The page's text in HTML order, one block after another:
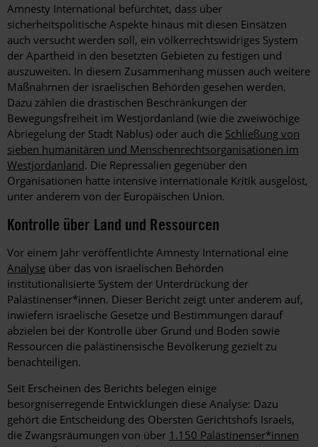
Amnesty International befürchtet, dass über
sicherheitspolitische Aspekte hinaus mit diesen Einsätzen
auch versucht werden soll, ein völkerrechtswidriges System
der Apartheid in den besetzten Gebieten zu festigen und
auszuweiten. In diesem Zusammenhang müssen auch weitere
Maßnahmen der israelischen Behörden gesehen werden.
Dazu zählen die drastischen Beschränkungen der
Bewegungsfreiheit im Westjordanland (wie die zweiwöchige
Abriegelung der Stadt Nablus) oder auch die Schließung von
sieben humanitären und Menschenrechtsorganisationen im
Westjordanland. Die Repressalien gegenüber den
Organisationen hatte intensive internationale Kritik ausgelöst,
unter anderem von der Europäischen Union.
Kontrolle über Land und Ressourcen
Vor einem Jahr veröffentlichte Amnesty International eine
Analyse über das von israelischen Behörden
institutionalisierte System der Unterdrückung der
Palästinenser*innen. Dieser Bericht zeigt unter anderem auf,
inwiefern israelische Gesetze und Bestimmungen darauf
abzielen bei der Kontrolle über Grund und Boden sowie
Ressourcen die palästinensische Bevölkerung gezielt zu
benachteiligen.
Seit Erscheinen des Berichts belegen einige
besorgniserregende Entwicklungen diese Analyse: Dazu
gehört die Entscheidung des Obersten Gerichtshofs Israels,
die Zwangsräumungen von über 1.150 Palästinenser*innen